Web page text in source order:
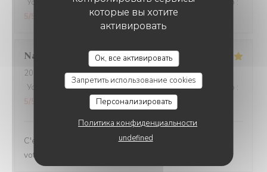
которые вы хотите
активировать
Ок, все активировать
Запретить использование cookies
Персонализировать
Политика конфиденциальности
undefined
Услуги
Атмосфера:5/5 Меню: 5/5 Цена / качество :
Nathalie
2026-07-16- 12:00 - гости 3
Услуги
/5 Атмосфера:5/5 Меню:5/5 Цена / качество :
5
C'est toujours un plaisir de venir dans votre restaurant
votre accueil mais bien sûr vos plats.